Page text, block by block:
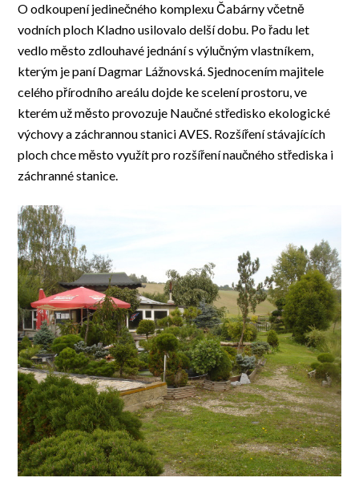
O odkoupení jedinečného komplexu Čabárny včetně
vodních ploch Kladno usilovalo delší dobu. Po řadu let
vedlo město zdlouhavé jednání s výlučným vlastníkem,
kterým je paní Dagmar Lážnovská. Sjednocením majitele
celého přírodního areálu dojde ke scelení prostoru, ve
kterém už město provozuje Naučné středisko ekologické
výchovy a záchrannou stanici AVES. Rozšíření stávajících
ploch chce město využít pro rozšíření naučného střediska i
záchranné stanice.